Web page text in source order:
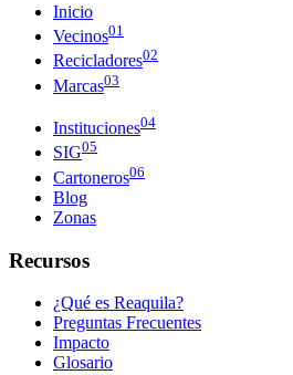
Inicio
Vecinos01
Recicladores02
Marcas03
Instituciones04
SIG05
Cartoneros06
Blog
Zonas
Recursos
¿Qué es Reaquila?
Preguntas Frecuentes
Impacto
Glosario